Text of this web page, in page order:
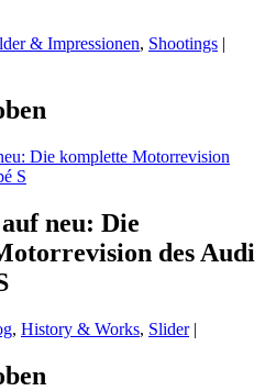
& Impressionen, Shootings |
neu: Die
des Audi
, History & Works, Slider|